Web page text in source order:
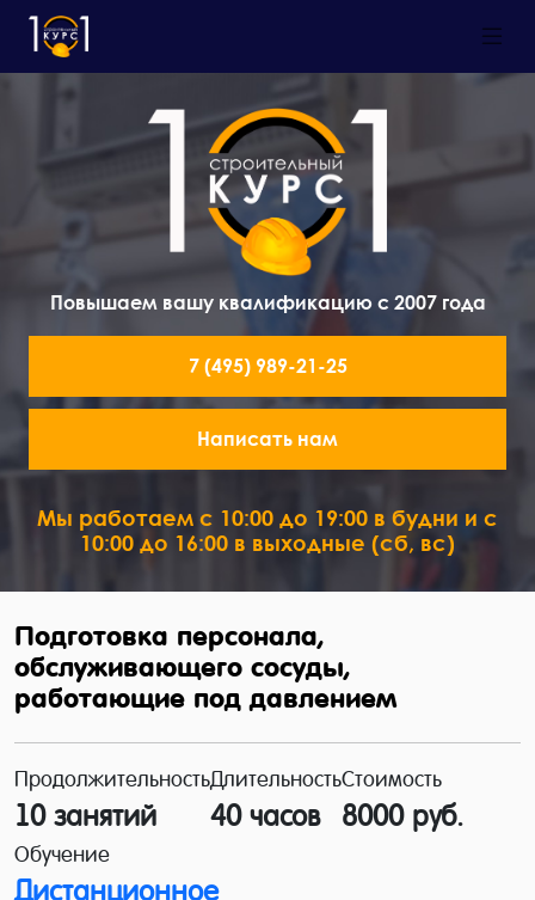
Повышаем вашу квалификацию с 2007 года
7 (495) 989-21-25
Написать нам
Мы работаем с 10:00 до 19:00 в будни и с
10:00 до 16:00 в выходные (сб, вс)
Подготовка персонала,
обслуживающего сосуды,
работающие под давлением
Продолжительность
10 занятий
Длительность
40 часов
Стоимость
8000 руб.
Обучение
Дистанционное